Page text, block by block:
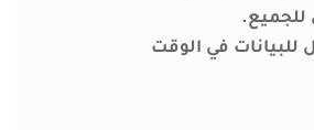
للجميع.
للبيانات في الوقت